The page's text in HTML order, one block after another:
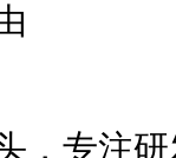
，专注